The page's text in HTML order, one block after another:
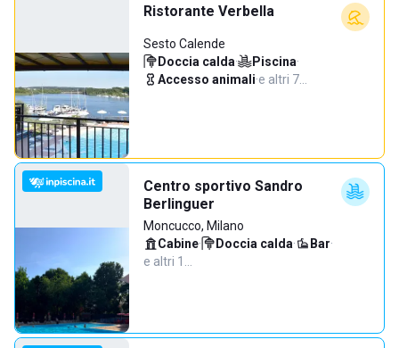
Ristorante Verbella
Sesto Calende
Doccia calda· Piscina·
Accesso animali·e altri 7…
Centro sportivo Sandro
Berlinguer
Moncucco, Milano
Cabine· Doccia calda· Bar·
e altri 1…